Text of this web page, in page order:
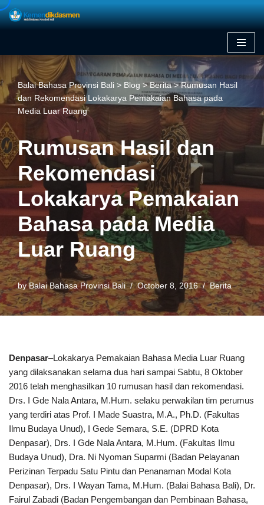
content
Balai Bahasa Provinsi Bali > Blog >Berita>Rumusan Hasil
dan Rekomendasi Lokakarya Pemakaian Bahasa pada
Media Luar Ruang
Rumusan Hasil dan
Rekomendasi
Lokakarya Pemakaian
Bahasa pada Media
Luar Ruang
byBalai Bahasa Provinsi Bali October 8, 2016 Berita
Denpasar–Lokakarya Pemakaian Bahasa Media Luar Ruang
yang dilaksanakan selama dua hari sampai Sabtu, 8 Oktober
2016 telah menghasilkan 10 rumusan hasil dan rekomendasi.
Drs. I Gde Nala Antara, M.Hum. selaku perwakilan tim perumus
yang terdiri atas Prof. I Made Suastra, M.A., Ph.D. (Fakultas
Ilmu Budaya Unud), I Gede Semara, S.E. (DPRD Kota
Denpasar), Drs. I Gde Nala Antara, M.Hum. (Fakultas Ilmu
Budaya Unud), Dra. Ni Nyoman Suparmi (Badan Pelayanan
Perizinan Terpadu Satu Pintu dan Penanaman Modal Kota
Denpasar), Drs. I Wayan Tama, M.Hum. (Balai Bahasa Bali), Dr.
Fairul Zabadi (Badan Pengembangan dan Pembinaan Bahasa,